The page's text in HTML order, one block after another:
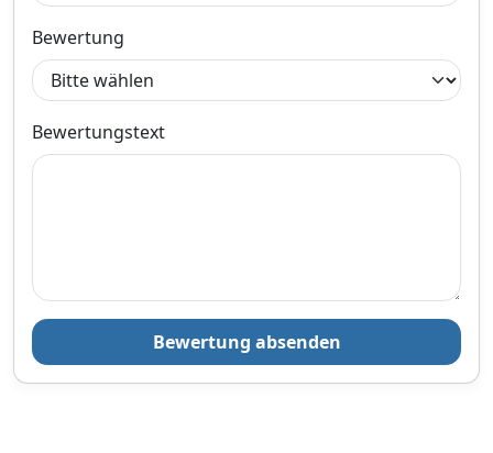
Bewertung
Bewertungstext
Bewertung absenden